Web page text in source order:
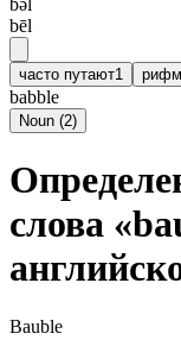
bēl
часто путают1
babble
Noun (2)
слова
Bauble